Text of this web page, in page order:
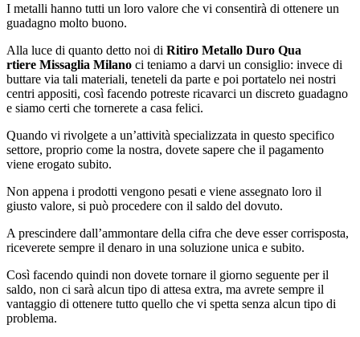
I metalli hanno tutti un loro valore che vi consentirà di ottenere un
guadagno molto buono.
Alla luce di quanto detto noi di Ritiro Metallo Duro Qua
rtiere Missaglia Milano ci teniamo a darvi un consiglio: invece di
buttare via tali materiali, teneteli da parte e poi portatelo nei nostri
centri appositi, così facendo potreste ricavarci un discreto guadagno
e siamo certi che tornerete a casa felici.
Quando vi rivolgete a un’attività specializzata in questo specifico
settore, proprio come la nostra, dovete sapere che il pagamento
viene erogato subito.
Non appena i prodotti vengono pesati e viene assegnato loro il
giusto valore, si può procedere con il saldo del dovuto.
A prescindere dall’ammontare della cifra che deve esser corrisposta,
riceverete sempre il denaro in una soluzione unica e subito.
Così facendo quindi non dovete tornare il giorno seguente per il
saldo, non ci sarà alcun tipo di attesa extra, ma avrete sempre il
vantaggio di ottenere tutto quello che vi spetta senza alcun tipo di
problema.